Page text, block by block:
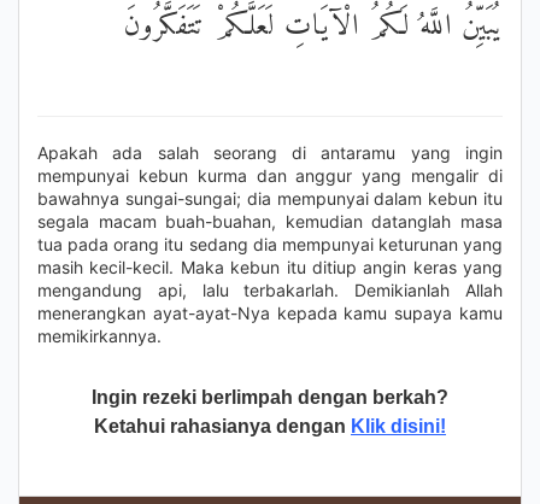
يُبَيِّنُ اللَّهُ لَكُمُ الْآيَاتِ لَعَلَّكُمْ تَتَفَكَّرُونَ
Apakah ada salah seorang di antaramu yang ingin
mempunyai kebun kurma dan anggur yang mengalir di
bawahnya sungai-sungai; dia mempunyai dalam kebun itu
segala macam buah-buahan, kemudian datanglah masa
tua pada orang itu sedang dia mempunyai keturunan yang
masih kecil-kecil. Maka kebun itu ditiup angin keras yang
mengandung api, lalu terbakarlah. Demikianlah Allah
menerangkan ayat-ayat-Nya kepada kamu supaya kamu
memikirkannya.
Ingin rezeki berlimpah dengan berkah?
Ketahui rahasianya dengan Klik disini!